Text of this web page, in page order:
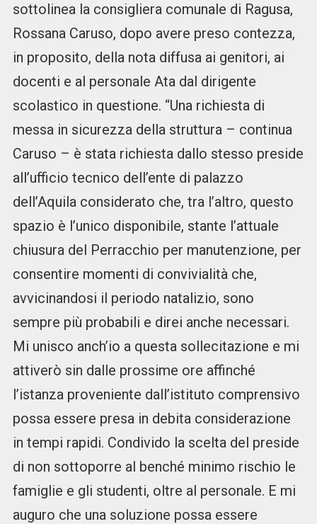
sottolinea la consigliera comunale di Ragusa,
Rossana Caruso, dopo avere preso contezza,
in proposito, della nota diffusa ai genitori, ai
docenti e al personale Ata dal dirigente
scolastico in questione. “Una richiesta di
messa in sicurezza della struttura – continua
Caruso – è stata richiesta dallo stesso preside
all’ufficio tecnico dell’ente di palazzo
dell’Aquila considerato che, tra l’altro, questo
spazio è l’unico disponibile, stante l’attuale
chiusura del Perracchio per manutenzione, per
consentire momenti di convivialità che,
avvicinandosi il periodo natalizio, sono
sempre più probabili e direi anche necessari.
Mi unisco anch’io a questa sollecitazione e mi
attiverò sin dalle prossime ore affinché
l’istanza proveniente dall’istituto comprensivo
possa essere presa in debita considerazione
in tempi rapidi. Condivido la scelta del preside
di non sottoporre al benché minimo rischio le
famiglie e gli studenti, oltre al personale. E mi
auguro che una soluzione possa essere